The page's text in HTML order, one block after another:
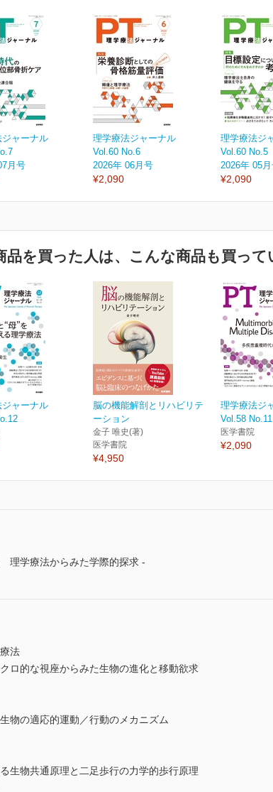
ジャーナル
月号
理学療法ジャーナル
Vol.60 No.6
2026年 06月号
¥2,090
理学療法ジ
Vol.60 No.5
2026年 05
¥2,090
品を買った人は、こんな商品も買って
ジャーナル
脳の機能解剖とリハビリテ
ーション
金子 唯史(著)
医学書院
¥4,950
理学療法ジ
Vol.58 No.11
医学書院
¥2,090
学療法からみた学際的探求 -
法
ロ的な視座からみた生物の進化と移動欲求
物の適応的運動／行動のメカニズム
生物共通原理と二足歩行の力学的歩行原理